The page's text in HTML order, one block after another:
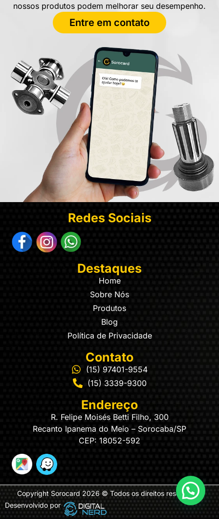
nossos produtos podem melhorar seu desempenho.
Entre em contato
Redes Sociais
Destaques
Home
Sobre Nós
Produtos
Blog
Política de Privacidade
Contato
(15) 97401-9554
(15) 3339-9300
Endereço
R. Felipe Moisés Betti Filho, 300
Recanto Ipanema do Meio – Sorocaba/SP
CEP: 18052-592
Copyright Sorocard 2026 © Todos os direitos reservados
Desenvolvido por